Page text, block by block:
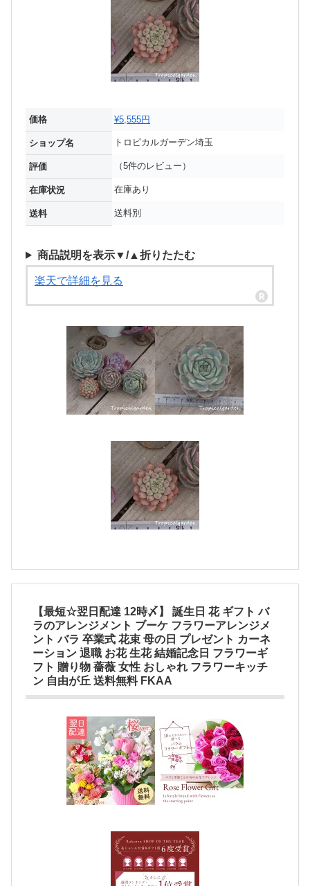
価格 ¥5,555円
ショップ名 トロピカルガーデン埼玉
評価 （5件のレビュー）
在庫状況 在庫あり
送料 送料別
商品説明を表示▼/▲折りたたむ
楽天で詳細を見る
【最短☆翌日配達 12時〆】 誕生日 花 ギフト バ
ラのアレンジメント ブーケ フラワーアレンジメ
ント バラ 卒業式 花束 母の日 プレゼント カーネ
ーション 退職 お花 生花 結婚記念日 フラワーギ
フト 贈り物 薔薇 女性 おしゃれ フラワーキッチ
ン 自由が丘 送料無料 FKAA